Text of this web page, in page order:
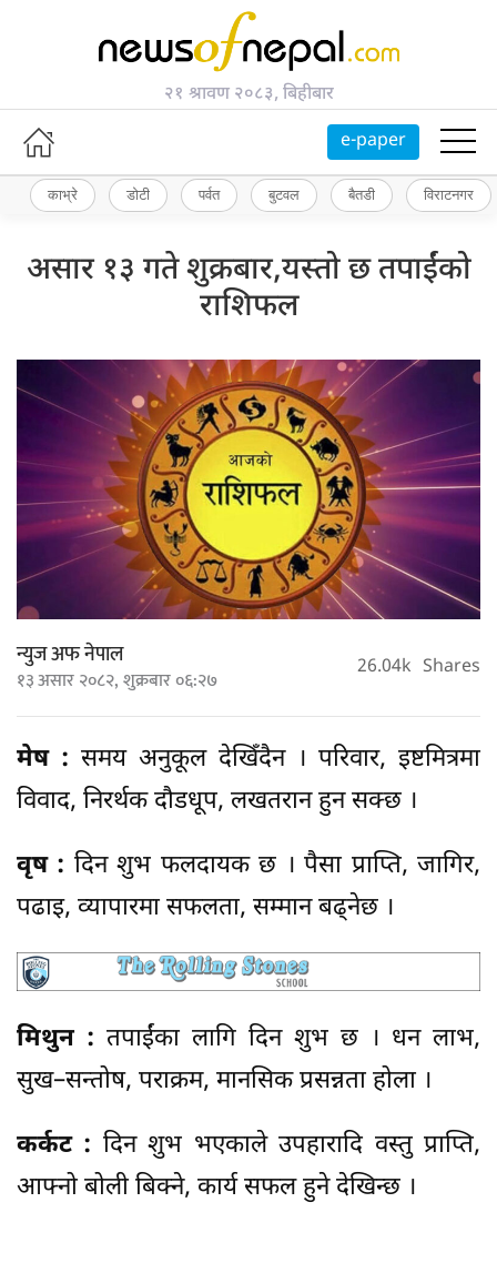
२१ श्रावण २०८३, बिहीबार
e-paper
काभ्रे डोटी पर्वत बुटवल बैतडी विराटनगर
असार १३ गते शुक्रबार,यस्तो छ तपाईंको
राशिफल
न्युज अफ नेपाल
१३ असार २०८२, शुक्रबार ०६:२७ 26.04k Shares
मेष : समय अनुकूल देखिँदैन । परिवार, इष्टमित्रमा
विवाद, निरर्थक दौडधूप, लखतरान हुन सक्छ ।
वृष : दिन शुभ फलदायक छ । पैसा प्राप्ति, जागिर,
पढाइ, व्यापारमा सफलता, सम्मान बढ्नेछ ।
मिथुन : तपाईंका लागि दिन शुभ छ । धन लाभ,
सुख–सन्तोष, पराक्रम, मानसिक प्रसन्नता होला ।
कर्कट : दिन शुभ भएकाले उपहारादि वस्तु प्राप्ति,
आफ्नो बोली बिक्ने, कार्य सफल हुने देखिन्छ ।